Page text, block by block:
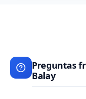
Preguntas
Balay